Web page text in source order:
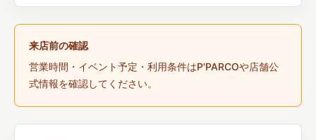
来店前の確認
営業時間・イベント予定・利用条件はP'PARCOや店舗公
式情報を確認してください。